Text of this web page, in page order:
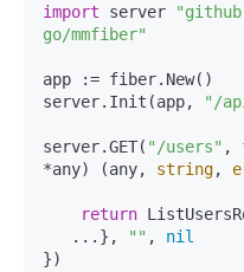
import server
go/mmfiber"
app := fiber.New()
server.Init(app,
"/
server.GET( "/users" ,
*any)
(any, string,
return
   ...},
"" , nil
})